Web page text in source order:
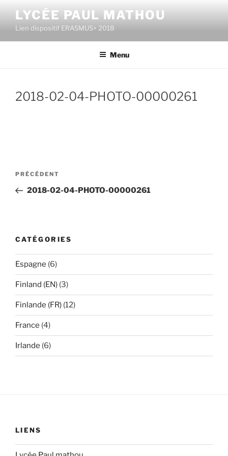
contenu
principal
LYCÉE PAUL MATHOU
Lien dispositif ERASMUS+ 2018
Menu
2018-02-04-PHOTO-00000261
Navigation
l’article
Article
précédent
PRÉCÉDENT
2018-02-04-PHOTO-00000261
CATÉGORIES
Espagne (6)
Finland (EN) (3)
Finlande (FR) (12)
France (4)
Irlande (6)
LIENS